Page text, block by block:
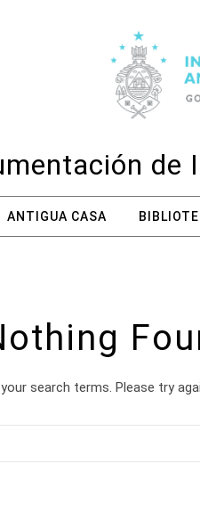
ANTIGUA CASA
search terms. Please try